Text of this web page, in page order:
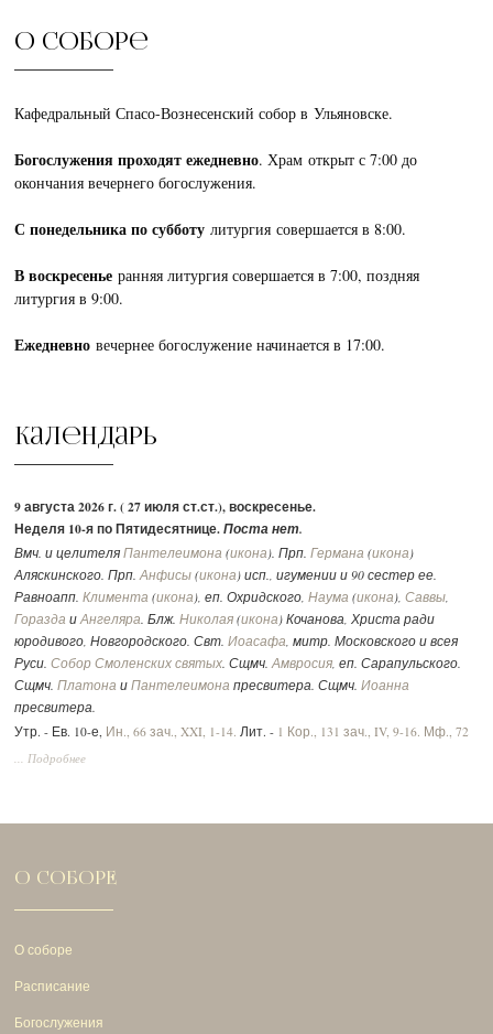
О соборе
Кафедральный Спасо-Вознесенский собор в Ульяновске.
Богослужения проходят ежедневно. Храм открыт с 7:00 до
окончания вечернего богослужения.
С понедельника по субботулитургия совершается в 8:00.
В воскресеньеранняя литургия совершается в 7:00, поздняя
литургия в 9:00.
Ежедневновечернее богослужение начинается в 17:00.
Календарь
9 августа 2026 г. ( 27 июля ст.ст.), воскресенье.
Неделя 10-я по Пятидесятнице.Поста нет.
Вмч. и целителяПантелеимона (икона). Прп.Германа (икона)
Аляскинского. Прп.Анфисы (икона) исп., игумении и 90 сестер ее.
Равноапп.Климента (икона), еп. Охридского,Наума (икона),Саввы,
Горазда иАнгеляра. Блж.Николая (икона) Кочанова, Христа ради
юродивого, Новгородского. Свт.Иоасафа, митр. Московского и всея
Руси.Собор Смоленских святых. Сщмч.Амвросия, еп. Сарапульского.
Сщмч.Платона иПантелеимона пресвитера. Сщмч.Иоанна
пресвитера.
Утр. - Ев. 10-е, Ин., 66 зач., XXI, 1-14. Лит. - 1 Кор., 131 зач., IV, 9-16. Мф., 72
зач., XVII, 14-23.
... Подробнее
О СОБОРЕ
О соборе
Расписание
Богослужения